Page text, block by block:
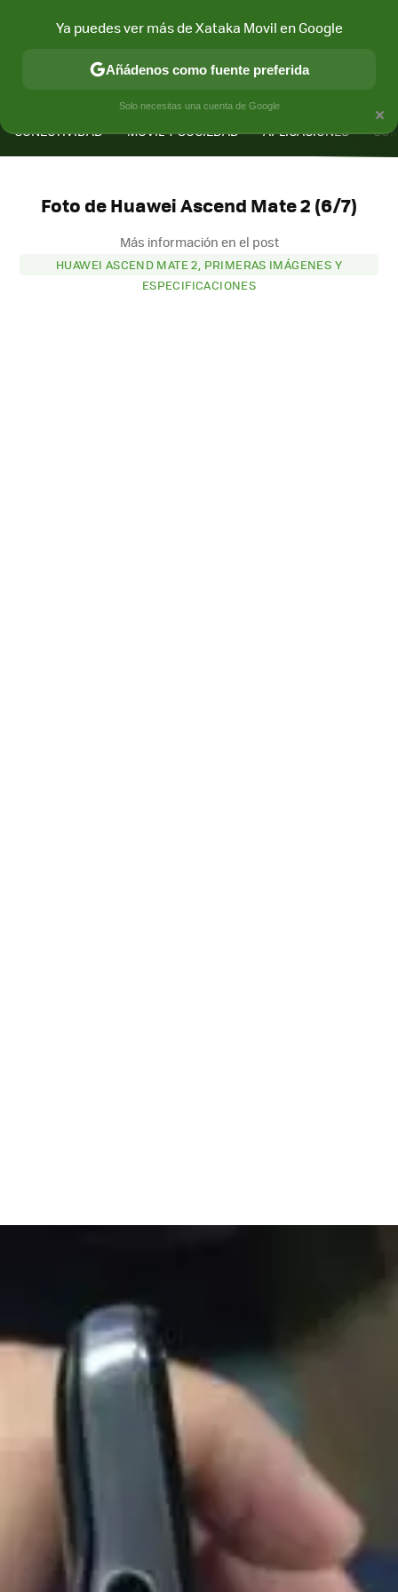
CONECTIVIDAD MÓVIL Y SOCIEDAD APLICACIONES
Foto de Huawei Ascend Mate 2 (6/7)
Más información en el post
HUAWEI ASCEND MATE 2, PRIMERAS IMÁGENES Y
ESPECIFICACIONES
×
Ya puedes ver más de Xataka Movil en Google
Añádenos como fuente preferida
Solo necesitas una cuenta de Google